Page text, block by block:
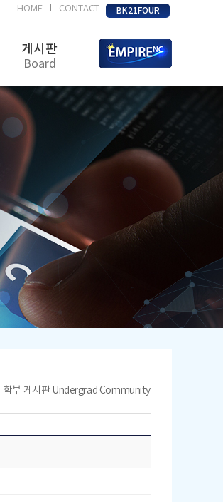
HOME CONTACT BK21FOUR
게시판
Board
학부 게시판 Undergrad Community